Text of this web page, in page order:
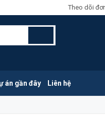
Theo dõi
án gần đây Liên hệ